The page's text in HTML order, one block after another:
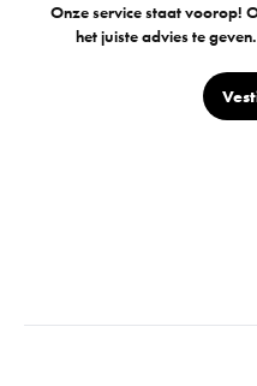
Onze service staat voorop!
het juiste advies te